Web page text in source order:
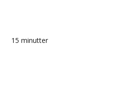
15 minutter